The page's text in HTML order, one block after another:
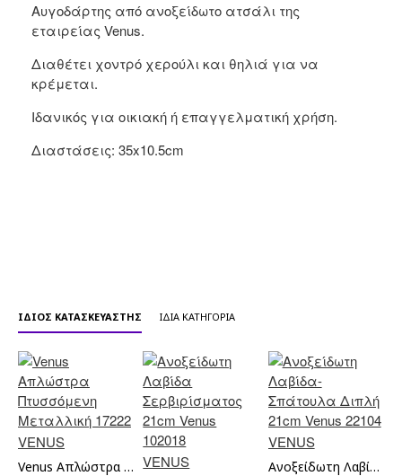
Αυγοδάρτης από ανοξείδωτο ατσάλι της
εταιρείας Venus.
Διαθέτει χοντρό χερούλι και θηλιά για να
κρέμεται.
Ιδανικός για οικιακή ή επαγγελματική χρήση.
Διαστάσεις: 35x10.5cm
ΊΔΙΟΣ ΚΑΤΑΣΚΕΥΑΣΤΉΣ ΊΔΙΑ ΚΑΤΗΓΟΡΊΑ
VENUS
Venus Απλώστρα Πτυσσόμενη Μεταλλική 17222 VENUS
VENUS
Ανοξείδωτη Λαβίδα-Σπάτουλα Διπλή 21cm Venus 22104